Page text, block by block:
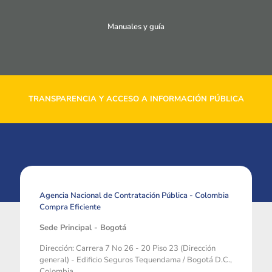
Manuales y guía
TRANSPARENCIA Y ACCESO A INFORMACIÓN PÚBLICA
Agencia Nacional de Contratación Pública - Colombia
Compra Eficiente
Sede Principal - Bogotá
Dirección: Carrera 7 No 26 - 20 Piso 23 (Dirección
general) - Edificio Seguros Tequendama / Bogotá D.C.,